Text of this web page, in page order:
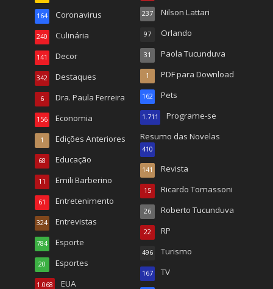
Coronavirus
164
Culinária
240
Decor
141
Destaques
342
Dra. Paula Ferreira
6
Economia
156
Edições Anteriores
1
Educação
68
Emili Barberino
11
Entretenimento
61
Entrevistas
324
Esporte
784
Esportes
20
EUA
1.068
Nilson Lattari
237
Orlando
97
Paola Tucunduva
31
PDF para Download
1
Pets
162
Programe-se
1.711
Resumo das Novelas
410
Revista
141
Ricardo Tomassoni
15
Roberto Tucunduva
26
RP
22
Turismo
496
TV
167